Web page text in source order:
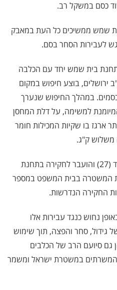
כסם במשקל רב.
שמש ממשיכים כל העת במאבק
לעבירות הסחר בסם.
בית שמש יחד עם הכלבה
ירושלים, בוצע חיפוש במקום
במהלך החיפוש שנערך
למשימה, על דלת המחסן
ארגז בו שקיות המכילות חומר
ק"ג.
בעקבות הממצאים, נעצר החשוד (27) והועבר לחקירה בתחנת
המשטרה בבית המשפט במספר
החקירה הנדרשות.
נחוש כנגד עבירות אלו
גידול, סחר והפצה, תוך שימוש
גם סיועם הרב של הכלבים
המשרתים במשטרת ישראל ומשמר